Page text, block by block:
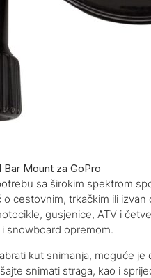
Bar Mount za GoPro
sa širokim spektrom
o cestovnim, trkačkim ili
gusjenice, ATV i
snowboard opremom.
kut snimanja, moguće
snimati straga, kao i